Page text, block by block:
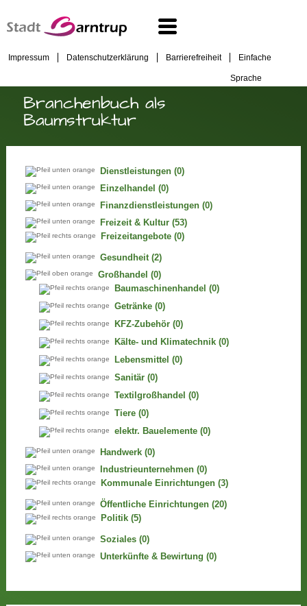
Impressum Datenschutzerklärung Barrierefreiheit Einfache
Sprache
Branchenbuch als
Baumstruktur
Dienstleistungen (0)
Einzelhandel (0)
Finanzdienstleistungen (0)
Freizeit & Kultur (53)
Freizeitangebote (0)
Gesundheit (2)
Großhandel (0)
Baumaschinenhandel (0)
Getränke (0)
KFZ-Zubehör (0)
Kälte- und Klimatechnik (0)
Lebensmittel (0)
Sanitär (0)
Textilgroßhandel (0)
Tiere (0)
elektr. Bauelemente (0)
Handwerk (0)
Industrieunternehmen (0)
Kommunale Einrichtungen (3)
Öffentliche Einrichtungen (20)
Politik (5)
Soziales (0)
Unterkünfte & Bewirtung (0)